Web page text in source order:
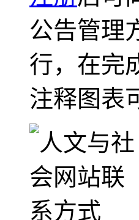
公告管理
行，在完
注释图表